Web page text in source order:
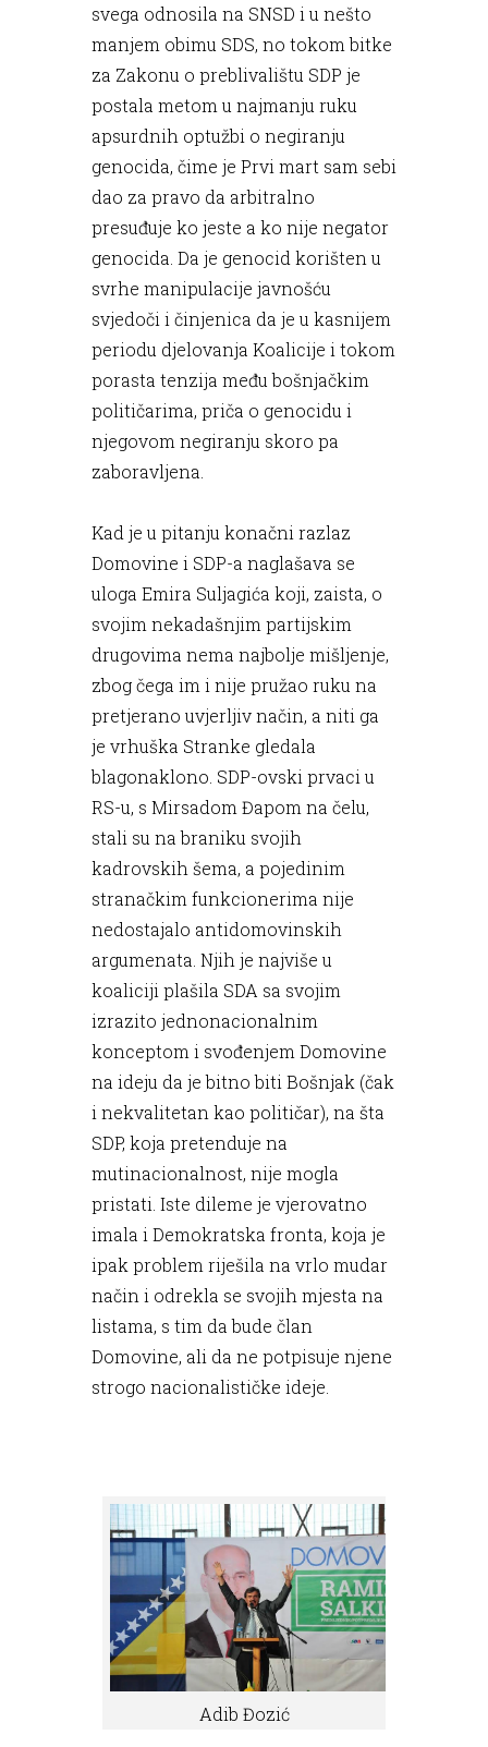
svega odnosila na SNSD i u nešto
manjem obimu SDS, no tokom bitke
za Zakonu o preblivalištu SDP je
postala metom u najmanju ruku
apsurdnih optužbi o negiranju
genocida, čime je Prvi mart sam sebi
dao za pravo da arbitralno
presuđuje ko jeste a ko nije negator
genocida. Da je genocid korišten u
svrhe manipulacije javnošću
svjedoči i činjenica da je u kasnijem
periodu djelovanja Koalicije i tokom
porasta tenzija među bošnjačkim
političarima, priča o genocidu i
njegovom negiranju skoro pa
zaboravljena.
Kad je u pitanju konačni razlaz
Domovine i SDP-a naglašava se
uloga Emira Suljagića koji, zaista, o
svojim nekadašnjim partijskim
drugovima nema najbolje mišljenje,
zbog čega im i nije pružao ruku na
pretjerano uvjerljiv način, a niti ga
je vrhuška Stranke gledala
blagonaklono. SDP-ovski prvaci u
RS-u, s Mirsadom Đapom na čelu,
stali su na braniku svojih
kadrovskih šema, a pojedinim
stranačkim funkcionerima nije
nedostajalo antidomovinskih
argumenata. Njih je najviše u
koaliciji plašila SDA sa svojim
izrazito jednonacionalnim
konceptom i svođenjem Domovine
na ideju da je bitno biti Bošnjak (čak
i nekvalitetan kao političar), na šta
SDP, koja pretenduje na
mutinacionalnost, nije mogla
pristati. Iste dileme je vjerovatno
imala i Demokratska fronta, koja je
ipak problem riješila na vrlo mudar
način i odrekla se svojih mjesta na
listama, s tim da bude član
Domovine, ali da ne potpisuje njene
strogo nacionalističke ideje.
Adib Đozić